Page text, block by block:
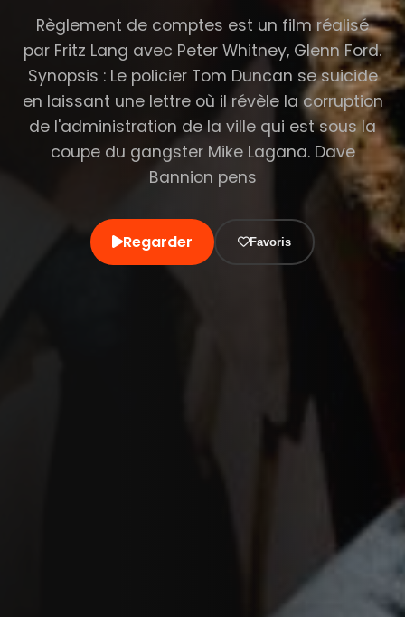
Règlement de comptes est un film réalisé
par Fritz Lang avec Peter Whitney, Glenn Ford.
Synopsis : Le policier Tom Duncan se suicide
en laissant une lettre où il révèle la corruption
de l'administration de la ville qui est sous la
coupe du gangster Mike Lagana. Dave
Bannion pens
Regarder Favoris